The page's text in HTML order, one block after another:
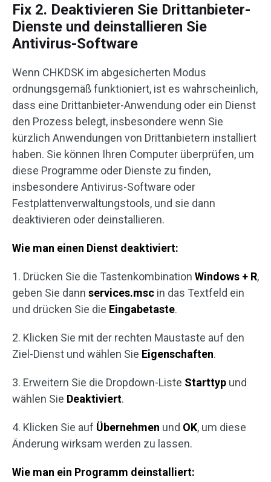
Fix 2. Deaktivieren Sie Drittanbieter-
Dienste und deinstallieren Sie
Antivirus-Software
Wenn CHKDSK im abgesicherten Modus
ordnungsgemäß funktioniert, ist es wahrscheinlich,
dass eine Drittanbieter-Anwendung oder ein Dienst
den Prozess belegt, insbesondere wenn Sie
kürzlich Anwendungen von Drittanbietern installiert
haben. Sie können Ihren Computer überprüfen, um
diese Programme oder Dienste zu finden,
insbesondere Antivirus-Software oder
Festplattenverwaltungstools, und sie dann
deaktivieren oder deinstallieren.
Wie man einen Dienst deaktiviert:
1. Drücken Sie die Tastenkombination Windows + R,
geben Sie dann services.msc in das Textfeld ein
und drücken Sie die Eingabetaste.
2. Klicken Sie mit der rechten Maustaste auf den
Ziel-Dienst und wählen Sie Eigenschaften.
3. Erweitern Sie die Dropdown-Liste Starttyp und
wählen Sie Deaktiviert.
4. Klicken Sie auf Übernehmen und OK, um diese
Änderung wirksam werden zu lassen.
Wie man ein Programm deinstalliert: